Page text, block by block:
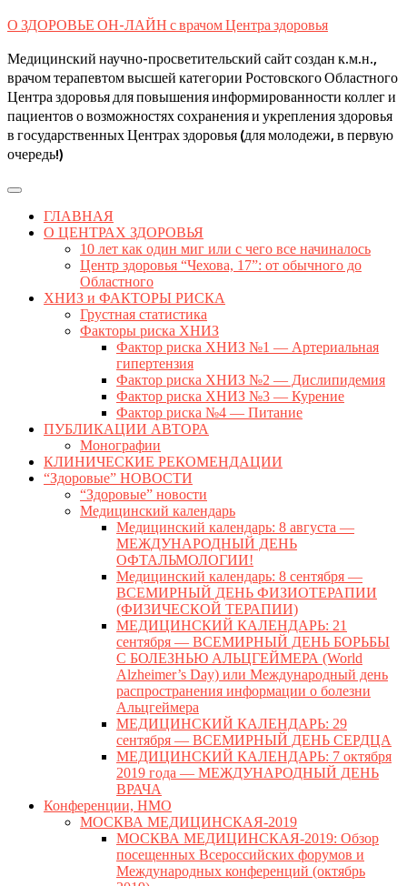
Skip
content
О ЗДОРОВЬЕ ОН-ЛАЙН с врачом Центра здоровья
Медицинский научно-просветительский сайт создан к.м.н.,
врачом терапевтом высшей категории Ростовского Областного
Центра здоровья для повышения информированности коллег и
пациентов о возможностях сохранения и укрепления здоровья
в государственных Центрах здоровья (для молодежи, в первую
очередь!)
Open
ButtonГЛАВНАЯ
О ЦЕНТРАХ ЗДОРОВЬЯ
10 лет как один миг или с чего все начиналось
Центр здоровья “Чехова, 17”: от обычного до
Областного
ХНИЗ и ФАКТОРЫ РИСКА
Грустная статистика
Факторы риска ХНИЗ
Фактор риска ХНИЗ №1 — Артериальная
гипертензия
Фактор риска ХНИЗ №2 — Дислипидемия
Фактор риска ХНИЗ №3 — Курение
Фактор риска №4 — Питание
ПУБЛИКАЦИИ АВТОРА
Монографии
КЛИНИЧЕСКИЕ РЕКОМЕНДАЦИИ
“Здоровые” НОВОСТИ
“Здоровые” новости
Медицинский календарь
Медицинский календарь: 8 августа —
МЕЖДУНАРОДНЫЙ ДЕНЬ
ОФТАЛЬМОЛОГИИ!
Медицинский календарь: 8 сентября —
ВСЕМИРНЫЙ ДЕНЬ ФИЗИОТЕРАПИИ
(ФИЗИЧЕСКОЙ ТЕРАПИИ)
МЕДИЦИНСКИЙ КАЛЕНДАРЬ: 21
сентября — ВСЕМИРНЫЙ ДЕНЬ БОРЬБЫ
С БОЛЕЗНЬЮ АЛЬЦГЕЙМЕРА (World
Alzheimer’s Day) или Международный день
распространения информации о болезни
Альцгеймера
МЕДИЦИНСКИЙ КАЛЕНДАРЬ: 29
сентября — ВСЕМИРНЫЙ ДЕНЬ СЕРДЦА
МЕДИЦИНСКИЙ КАЛЕНДАРЬ: 7 октября
2019 года — МЕЖДУНАРОДНЫЙ ДЕНЬ
ВРАЧА
Конференции, НМО
МОСКВА МЕДИЦИНСКАЯ-2019
МОСКВА МЕДИЦИНСКАЯ-2019: Обзор
посещенных Всероссийских форумов и
Международных конференций (октябрь